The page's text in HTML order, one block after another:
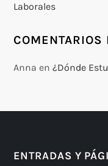
Laborales
COMENTARIOS
Anna en¿Dónde
ENTRADAS Y